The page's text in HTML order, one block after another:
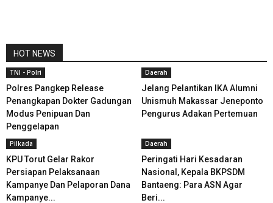
HOT NEWS
TNI - Polri
Polres Pangkep Release
Penangkapan Dokter Gadungan
Modus Penipuan Dan
Penggelapan
Daerah
Jelang Pelantikan IKA Alumni
Unismuh Makassar Jeneponto
Pengurus Adakan Pertemuan
Pilkada
KPU Torut Gelar Rakor
Persiapan Pelaksanaan
Kampanye Dan Pelaporan Dana
Kampanye...
Daerah
Peringati Hari Kesadaran
Nasional, Kepala BKPSDM
Bantaeng: Para ASN Agar
Beri...